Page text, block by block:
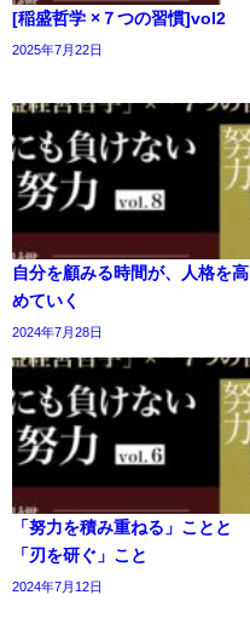
[稲盛哲学 ×７つの習慣]vol2
2025年7月22日
自分を顧みる時間が、人格を高
めていく
2024年7月28日
「努力を積み重ねる」ことと
「刃を研ぐ」こと
2024年7月12日